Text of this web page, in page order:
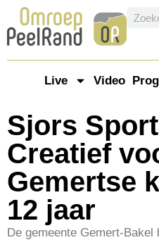
Live Video
Sjors
Creatief
Gemertse
12 jaar
De gemeente Gemert-